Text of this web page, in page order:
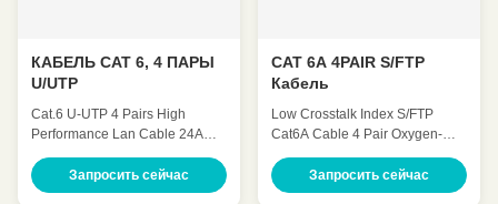
КАБЕЛЬ CAT 6, 4 ПАРЫ
U/UTP
Cat.6 U-UTP 4 Pairs High
Performance Lan Cable 24AWG
23AWG ◆ Standards UL Subject
444,ANSI/TIA 568.2.D , ISO /
IEC 11801, IEC 61156-5 ,YD/T
Запросить сейчас
CAT 6A 4PAIR S/FTP
Кабель
Low Crosstalk Index S/FTP
Cat6A Cable 4 Pair Oxygen-
Free Solid Copper Lan Cable
Wire ◆ Standards UL Subject
444,ANSI/TIA 568.2.D , ISO /
Запросить сейчас